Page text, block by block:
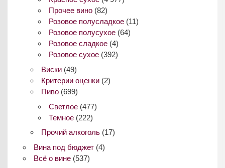
Прочее вино (82)
Розовое полусладкое (11)
Розовое полусухое (64)
Розовое сладкое (4)
Розовое сухое (392)
Виски(49)
Критерии оценки(2)
Пиво(699)
Светлое (477)
Темное (222)
Прочий алкоголь(17)
Вина под бюджет(4)
Всё о вине(537)